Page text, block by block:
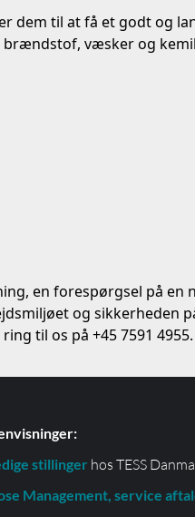
dem til at få et godt og
brændstof, væsker og
en forespørgsel på en
og sikkerheden
til os på +45 7591
stillinger hos TESS
Management, service